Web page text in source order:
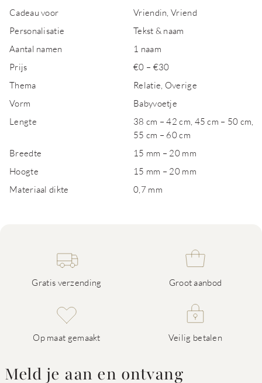
Cadeau voor
Vriendin, Vriend
Personalisatie
Tekst & naam
Aantal namen
1 naam
Prijs
€0 – €30
Thema
Relatie, Overige
Vorm
Babyvoetje
Lengte
38 cm – 42 cm, 45 cm – 50 cm,
55 cm – 60 cm
Breedte
15 mm – 20 mm
Hoogte
15 mm – 20 mm
Materiaal dikte
0,7 mm
Gratis verzending Groot aanbod
Op maat gemaakt Veilig betalen
Meld je aan en ontvang